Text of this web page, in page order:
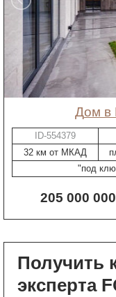
дом
ID-554379
32 км от МКАД
"под
205 000
Получить
эксперта